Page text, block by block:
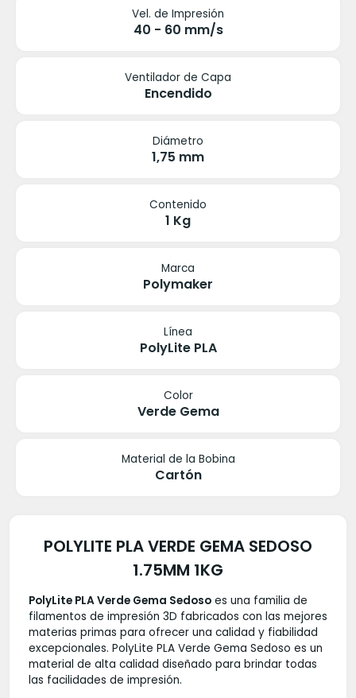
Vel. de Impresión
40 - 60 mm/s
Ventilador de Capa
Encendido
Diámetro
1,75 mm
Contenido
1 Kg
Marca
Polymaker
Línea
PolyLite PLA
Color
Verde Gema
Material de la Bobina
Cartón
POLYLITE PLA VERDE GEMA SEDOSO
1.75MM 1KG
PolyLite PLA Verde Gema Sedoso es una familia de
filamentos de impresión 3D fabricados con las mejores
materias primas para ofrecer una calidad y fiabilidad
excepcionales. PolyLite PLA Verde Gema Sedoso es un
material de alta calidad diseñado para brindar todas
las facilidades de impresión.